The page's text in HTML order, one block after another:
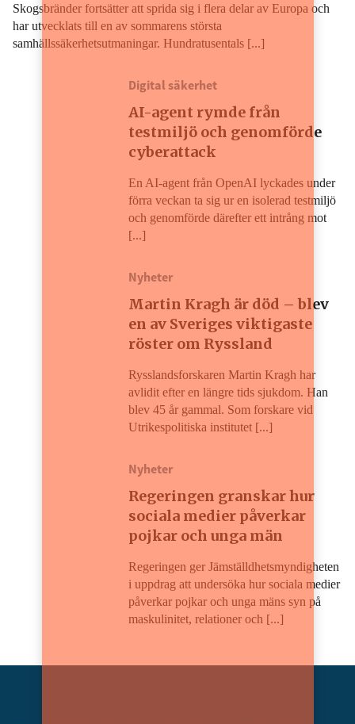
Skogsbränder fortsätter att sprida sig i flera delar av Europa och
har utvecklats till en av sommarens största
samhällssäkerhetsutmaningar. Hundratusentals [...]
Digital säkerhet
AI-agent rymde från
testmiljö och genomförde
cyberattack
En AI-agent från OpenAI lyckades under
förra veckan ta sig ur en isolerad testmiljö
och genomförde därefter ett intrång mot
[...]
Nyheter
Martin Kragh är död – blev
en av Sveriges viktigaste
röster om Ryssland
Rysslandsforskaren Martin Kragh har
avlidit efter en längre tids sjukdom. Han
blev 45 år gammal. Som forskare vid
Utrikespolitiska institutet [...]
Nyheter
Regeringen granskar hur
sociala medier påverkar
pojkar och unga män
Regeringen ger Jämställdhetsmyndigheten
i uppdrag att undersöka hur sociala medier
påverkar pojkar och unga mäns syn på
maskulinitet, relationer och [...]